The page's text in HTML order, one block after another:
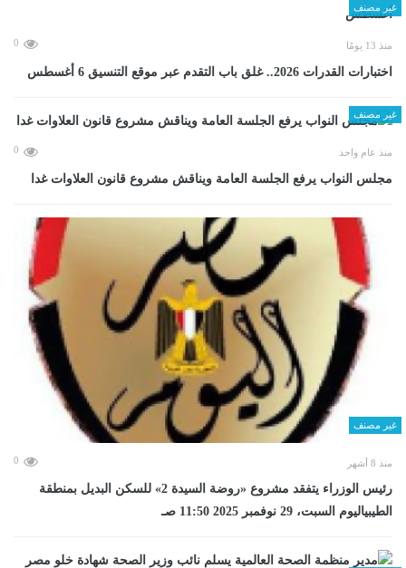
غير مصنف
منذ 13 يومًا 0
اختبارات القدرات 2026.. غلق باب التقدم عبر موقع التنسيق 6 أغسطس
غير مصنف
منذ عام واحد 0
مجلس النواب يرفع الجلسة العامة ويناقش مشروع قانون العلاوات غدا
غير مصنف
منذ 8 أشهر 0
رئيس الوزراء يتفقد مشروع «روضة السيدة 2» للسكن البديل بمنطقة
الطيبياليوم السبت، 29 نوفمبر 2025 11:50 صـ